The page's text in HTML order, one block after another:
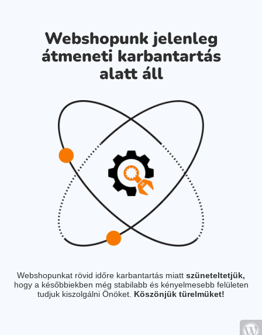
Webshopunk jelenleg
átmeneti karbantartás
alatt áll
Webshopunkat rövid időre karbantartás miatt szüneteltetjük,
hogy a későbbiekben még stabilabb és kényelmesebb felületen
tudjuk kiszolgálni Önöket. Köszönjük türelmüket!